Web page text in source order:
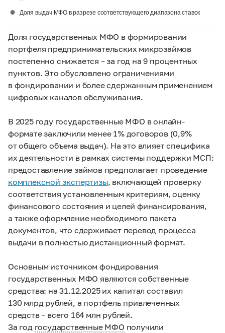
● Доля выдач МФО в разрезе соответствующего диапазона ставок
Доля государственных МФО в формировании
портфеля предпринимательских микрозаймов
постепенно снижается – за год на 9 процентных
пунктов. Это обусловлено ограничениями
в фондировании и более сдержанным применением
цифровых каналов обслуживания.
В 2025 году государственные МФО в онлайн-
формате заключили менее 1% договоров (0,9%
от общего объема выдач). На это влияет специфика
их деятельности в рамках системы поддержки МСП:
предоставление займов предполагает проведение
комплексной экспертизы, включающей проверку
соответствия установленным критериям, оценку
финансового состояния и целей финансирования,
а также оформление необходимого пакета
документов, что сдерживает перевод процесса
выдачи в полностью дистанционный формат.
Основным источником фондирования
государственных МФО являются собственные
средства: на 31.12.2025 их капитал составил
130 млрд рублей, а портфель привлеченных
средств – всего 164 млн рублей.
За год государственные МФО получили